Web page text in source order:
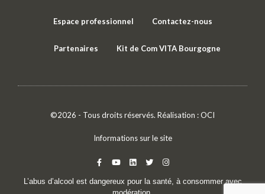
Espace professionnel Contactez-nous
Partenaires Kit de Com VITA Bourgogne
©2026 - Tous droits réservés. Réalisation :OCI
Informations sur le site
L’abus d’alcool est dangereux pour la santé, à consommer avec